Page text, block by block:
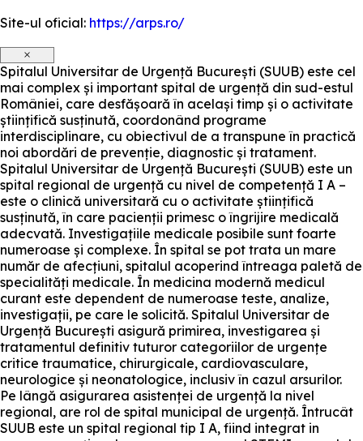
Site-ul oficial: https://arps.ro/
×
Spitalul Universitar de Urgență București (SUUB) este cel
mai complex și important spital de urgență din sud-estul
României, care desfășoară în același timp și o activitate
științifică susținută, coordonând programe
interdisciplinare, cu obiectivul de a transpune în practică
noi abordări de prevenție, diagnostic și tratament.
Spitalul Universitar de Urgență București (SUUB) este un
spital regional de urgență cu nivel de competență I A –
este o clinică universitară cu o activitate științifică
susținută, în care pacienții primesc o îngrijire medicală
adecvată. Investigațiile medicale posibile sunt foarte
numeroase și complexe. În spital se pot trata un mare
număr de afecțiuni, spitalul acoperind întreaga paletă de
specialități medicale. În medicina modernă medicul
curant este dependent de numeroase teste, analize,
investigații, pe care le solicită. Spitalul Universitar de
Urgență București asigură primirea, investigarea și
tratamentul definitiv tuturor categoriilor de urgențe
critice traumatice, chirurgicale, cardiovasculare,
neurologice și neonatologice, inclusiv în cazul arsurilor.
Pe lângă asigurarea asistenței de urgență la nivel
regional, are rol de spital municipal de urgență. Întrucât
SUUB este un spital regional tip I A, fiind integrat in